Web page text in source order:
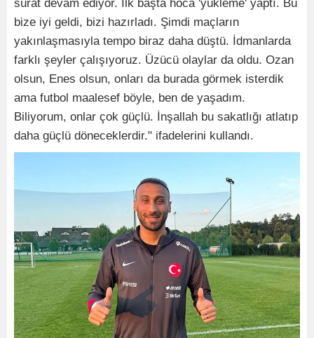
sürat devam ediyor. İlk başta hoca 'yükleme' yaptı. Bu
bize iyi geldi, bizi hazırladı. Şimdi maçların
yakınlaşmasıyla tempo biraz daha düştü. İdmanlarda
farklı şeyler çalışıyoruz. Üzücü olaylar da oldu. Ozan
olsun, Enes olsun, onları da burada görmek isterdik
ama futbol maalesef böyle, ben de yaşadım.
Biliyorum, onlar çok güçlü. İnşallah bu sakatlığı atlatıp
daha güçlü döneceklerdir." ifadelerini kullandı.